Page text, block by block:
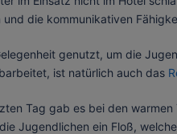
und die kommunikativen
genutzt, um die
ist natürlich auch das
Tag gab es bei den
Jugendlichen ein Floß,